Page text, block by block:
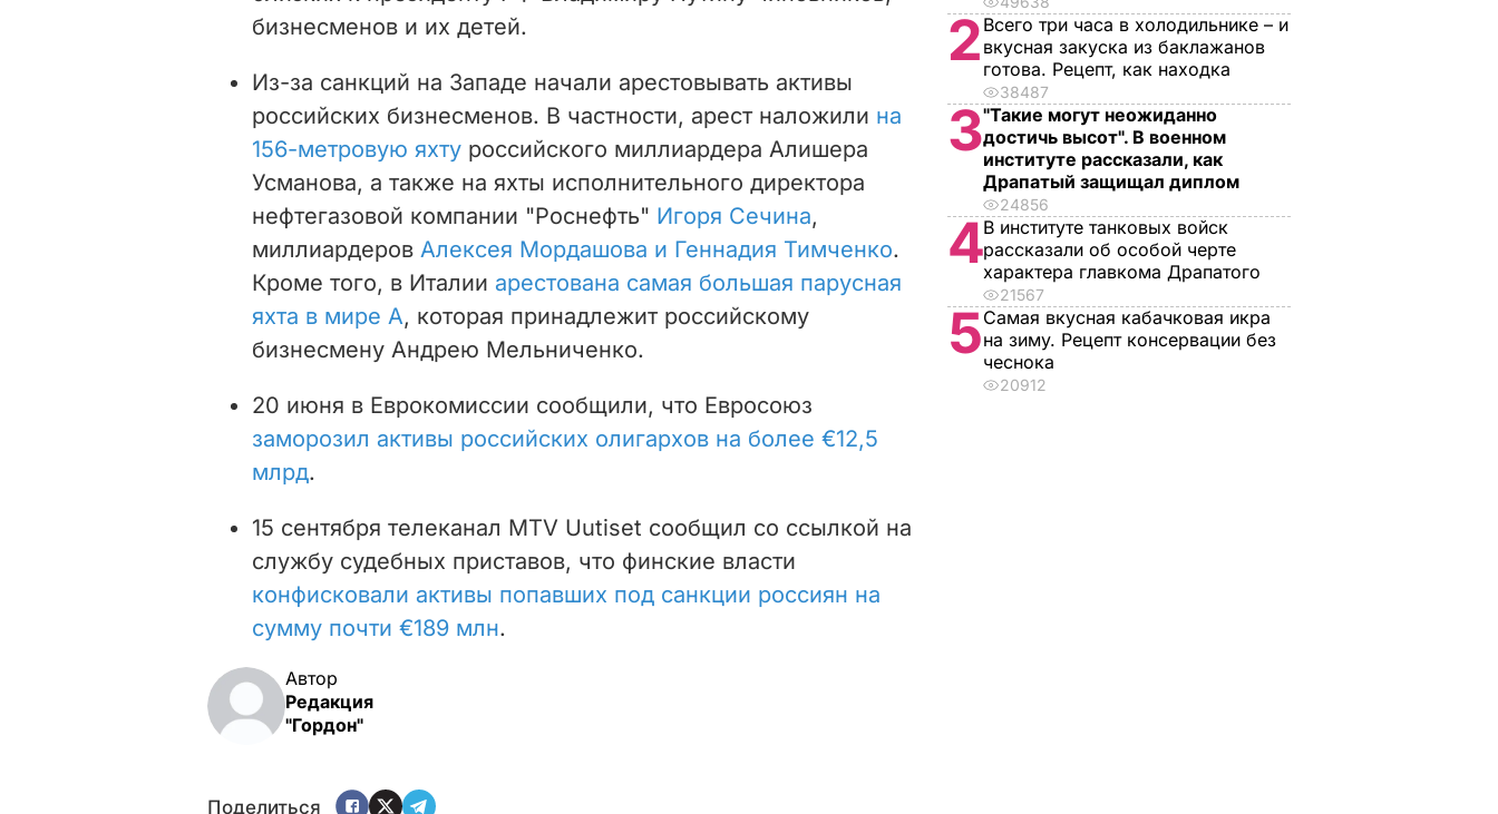
бизнесменов и их детей.
Из-за санкций на Западе начали арестовывать активы
российских бизнесменов. В частности, арест наложили на
156-метровую яхту российского миллиардера Алишера
Усманова, а также на яхты исполнительного директора
нефтегазовой компании "Роснефть" Игоря Сечина,
миллиардеров Алексея Мордашова и Геннадия Тимченко.
Кроме того, в Италии арестована самая большая парусная
яхта в мире А, которая принадлежит российскому
бизнесмену Андрею Мельниченко.
20 июня в Еврокомиссии сообщили, что Евросоюз
заморозил активы российских олигархов на более €12,5
млрд.
15 сентября телеканал MTV Uutiset сообщил со ссылкой на
службу судебных приставов, что финские власти
конфисковали активы попавших под санкции россиян на
сумму почти €189 млн.
Автор
Редакция
"Гордон"
Поделиться
2 Всего три часа в холодильнике – и
вкусная закуска из баклажанов
готова. Рецепт, как находка
38487
3"Такие могут неожиданно
достичь высот". В военном
институте рассказали, как
Драпатый защищал диплом
24856
4В институте танковых войск
рассказали об особой черте
характера главкома Драпатого
21567
5Самая вкусная кабачковая икра
на зиму. Рецепт консервации без
чеснока
20912